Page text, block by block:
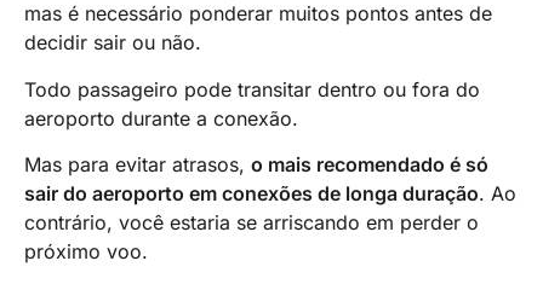
mas é necessário ponderar muitos pontos antes de
decidir sair ou não.
Todo passageiro pode transitar dentro ou fora do
aeroporto durante a conexão.
Mas para evitar atrasos, o mais recomendado é só
sair do aeroporto em conexões de longa duração. Ao
contrário, você estaria se arriscando em perder o
próximo voo.